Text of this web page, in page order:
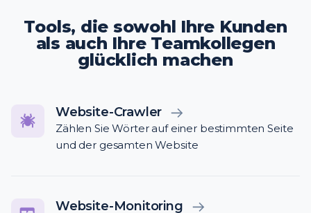
Tools, die sowohl Ihre Kunden
als auch Ihre Teamkollegen
glücklich machen
Website-Crawler
Zählen Sie Wörter auf einer bestimmten Seite
und der gesamten Website
Website-Monitoring